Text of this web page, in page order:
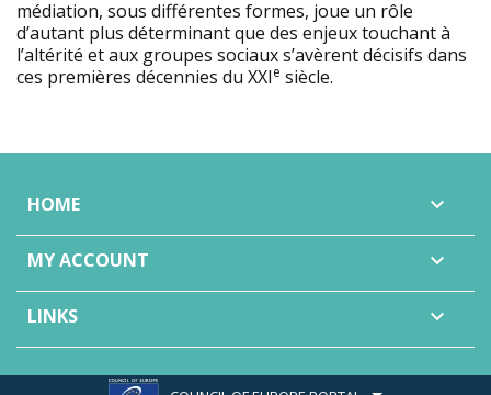
médiation, sous différentes formes, joue un rôle
d’autant plus déterminant que des enjeux touchant à
l’altérité et aux groupes sociaux s’avèrent décisifs dans
ces premières décennies du XXIe siècle.
HOME 
MY ACCOUNT 
LINKS 